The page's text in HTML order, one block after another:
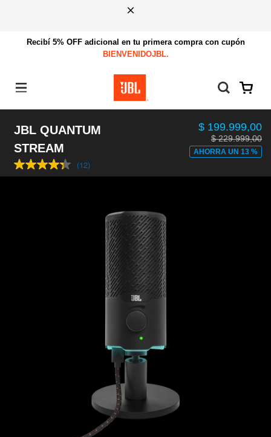
Recibí 5% OFF adicional en tu primera compra con cupón
BIENVENIDOJBL.
Menú
JBL QUANTUM
STREAM
(12)
$ 199.999,00
$ 229.999,00to
AHORRA UN 13 %